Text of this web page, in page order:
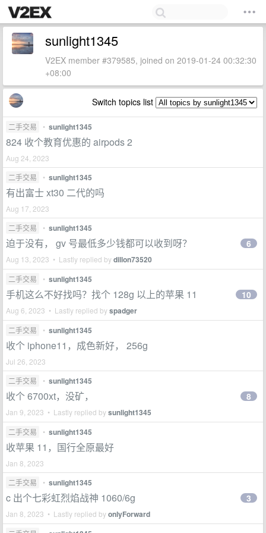
sunlight1345
V2EX member #379585, joined on 2019-01-24 00:32:30
+08:00
Switch topics list
二手交易 • sunlight1345
824 收个教育优惠的 airpods 2
Aug 24, 2023
二手交易
• sunlight1345
有出富士 xt30 二代的吗
Aug 17, 2023
二手交易
• sunlight1345
迫于没有， gv 号最低多少钱都可以收到呀？
Aug 13, 2023 • Lastly replied bydillon73520
6
二手交易 • sunlight1345
手机这么不好找吗？找个 128g 以上的苹果 11
Aug 6, 2023 • Lastly replied byspadger
10
二手交易 • sunlight1345
收个 iphone11，成色新好， 256g
Jul 26, 2023
二手交易
• sunlight1345
收个 6700xt，没矿，
Jan 9, 2023 • Lastly replied bysunlight1345
8
二手交易 • sunlight1345
收苹果 11，国行全原最好
Jan 8, 2023
二手交易
• sunlight1345
c 出个七彩虹烈焰战神 1060/6g
Jan 8, 2023 • Lastly replied byonlyForward
3